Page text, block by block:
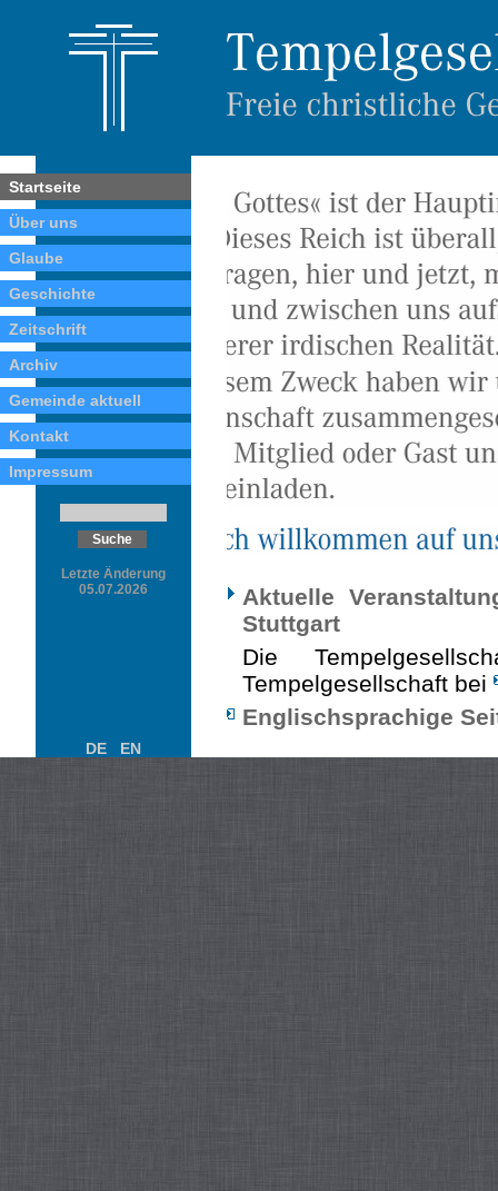
Startseite
Über uns
Glaube
Geschichte
Zeitschrift
Archiv
Gemeinde aktuell
Kontakt
Impressum
Letzte Änderung
05.07.2026
Aktuelle
Stuttgart
Die
Tempelgesellschaft bei
Englischsprachige
DE EN